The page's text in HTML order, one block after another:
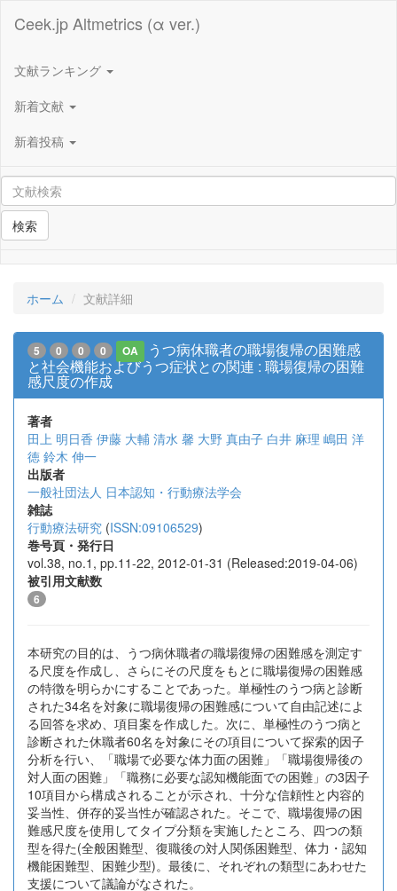
Ceek.jp Altmetrics (α ver.)
文献ランキング
新着文献
新着投稿
検索
ホーム 文献詳細
5 0 0 0 OA
うつ病休職者の職場復帰の困難感
と社会機能およびうつ症状との関連 : 職場復帰の困難
感尺度の作成
著者
田上 明日香 伊藤 大輔 清水 馨 大野 真由子 白井 麻理 嶋田 洋
徳 鈴木 伸一
出版者
一般社団法人 日本認知・行動療法学会
雑誌
行動療法研究 (ISSN:09106529)
巻号頁・発行日
vol.38, no.1, pp.11-22, 2012-01-31 (Released:2019-04-06)
被引用文献数
6
本研究の目的は、うつ病休職者の職場復帰の困難感を測定す
る尺度を作成し、さらにその尺度をもとに職場復帰の困難感
の特徴を明らかにすることであった。単極性のうつ病と診断
された34名を対象に職場復帰の困難感について自由記述によ
る回答を求め、項目案を作成した。次に、単極性のうつ病と
診断された休職者60名を対象にその項目について探索的因子
分析を行い、「職場で必要な体力面の困難」「職場復帰後の
対人面の困難」「職務に必要な認知機能面での困難」の3因子
10項目から構成されることが示され、十分な信頼性と内容的
妥当性、併存的妥当性が確認された。そこで、職場復帰の困
難感尺度を使用してタイプ分類を実施したところ、四つの類
型を得た(全般困難型、復職後の対人関係困難型、体力・認知
機能困難型、困難少型)。最後に、それぞれの類型にあわせた
支援について議論がなされた。